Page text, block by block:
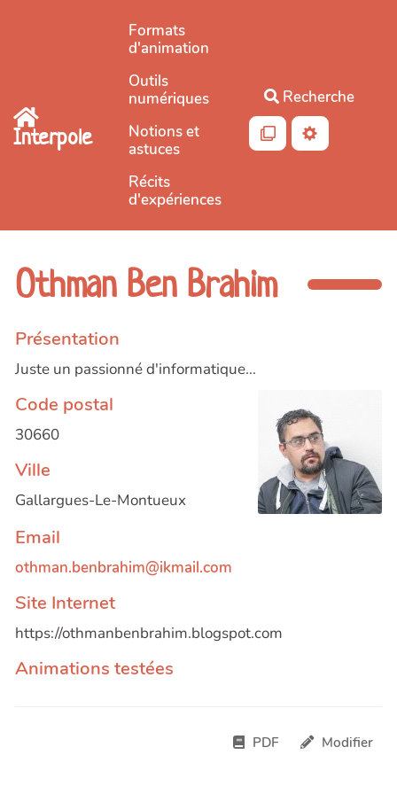
Aller au contenu principal
Interpole
Formats
d'animation
Outils
numériques
Notions et
astuces
Récits
d'expériences
Recherche
Othman Ben Brahim
Présentation
Juste un passionné d'informatique...
Code postal
30660
Ville
Gallargues-Le-Montueux
Email
othman.benbrahim@ikmail.com
Site Internet
https://othmanbenbrahim.blogspot.com
Animations testées
PDF Modifier